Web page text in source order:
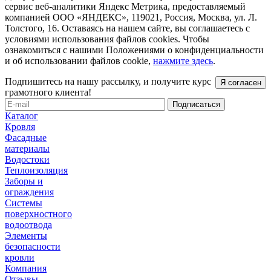
сервис веб-аналитики Яндекс Метрика, предоставляемый
компанией ООО «ЯНДЕКС», 119021, Россия, Москва, ул. Л.
Толстого, 16. Оставаясь на нашем сайте, вы соглашаетесь с
условиями использования файлов cookies. Чтобы
ознакомиться с нашими Положениями о конфиденциальности
и об использовании файлов cookie, нажмите здесь.
Я согласен
Подпишитесь на нашу рассылку, и получите курс
грамотного клиента!
Каталог
Кровля
Фасадные
материалы
Водостоки
Теплоизоляция
Заборы и
ограждения
Системы
поверхностного
водоотвода
Элементы
безопасности
кровли
Компания